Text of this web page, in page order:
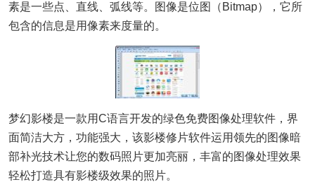
素是一些点、直线、弧线等。图像是位图（Bitmap），它所
包含的信息是用像素来度量的。
梦幻影楼是一款用C语言开发的绿色免费图像处理软件，界
面简洁大方，功能强大，该影楼修片软件运用领先的图像暗
部补光技术让您的数码照片更加亮丽，丰富的图像处理效果
轻松打造具有影楼级效果的照片。